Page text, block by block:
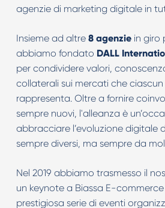
agenzie di marketing digitale in
Insieme ad altre8 agenziein giro
abbiamo fondato DALL
per condividere valori,
collaterali sui mercati che
rappresenta. Oltre a fornire
sempre nuovi, l'alleanza è
abbracciare l’evoluzione digitale
sempre diversi, ma sempre da
Nel 2019 abbiamo trasmesso il
un keynote a Biassa E-
prestigiosa serie di eventi